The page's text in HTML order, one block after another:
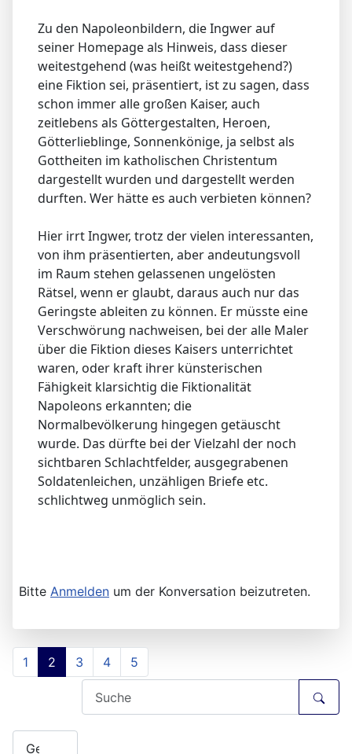
Zu den Napoleonbildern, die Ingwer auf
seiner Homepage als Hinweis, dass dieser
weitestgehend (was heißt weitestgehend?)
eine Fiktion sei, präsentiert, ist zu sagen, dass
schon immer alle großen Kaiser, auch
zeitlebens als Göttergestalten, Heroen,
Götterlieblinge, Sonnenkönige, ja selbst als
Gottheiten im katholischen Christentum
dargestellt wurden und dargestellt werden
durften. Wer hätte es auch verbieten können?
Hier irrt Ingwer, trotz der vielen interessanten,
von ihm präsentierten, aber andeutungsvoll
im Raum stehen gelassenen ungelösten
Rätsel, wenn er glaubt, daraus auch nur das
Geringste ableiten zu können. Er müsste eine
Verschwörung nachweisen, bei der alle Maler
über die Fiktion dieses Kaisers unterrichtet
waren, oder kraft ihrer künsterischen
Fähigkeit klarsichtig die Fiktionalität
Napoleons erkannten; die
Normalbevölkerung hingegen getäuscht
wurde. Das dürfte bei der Vielzahl der noch
sichtbaren Schlachtfelder, ausgegrabenen
Soldatenleichen, unzähligen Briefe etc.
schlichtweg unmöglich sein.
Bitte Anmelden um der Konversation beizutreten.
1 2 3 4 5